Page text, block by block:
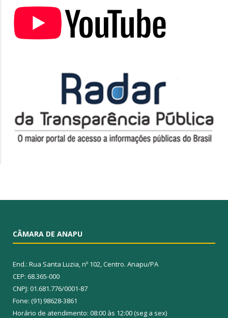
CÂMARA DE ANAPU
End.: Rua Santa Luzia, nº 102, Centro. Anapu/PA
CEP: 68.365-000
CNPJ: 01.681.776/0001-87
Fone: (91) 98628-3861
Horário de atendimento: 08:00 às 12:00 (seg a sex)